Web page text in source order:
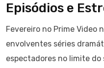
Episódios e
Fevereiro no Prime Video
envolventes séries
espectadores no limite